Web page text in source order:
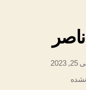
2023